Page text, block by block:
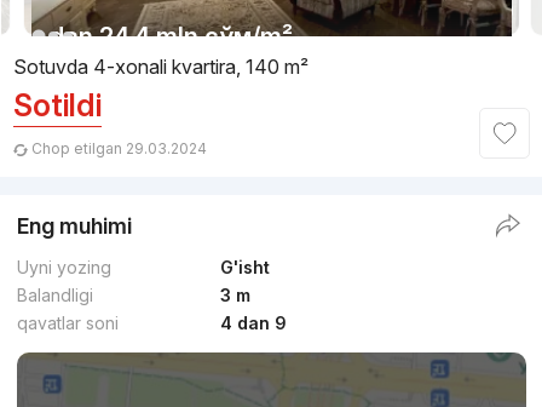
dan24.4 mln сўм/m²
Topshirildi
4-xonali kvartira, 115 m²
1/8
Sotuvda 4-xonali kvartira, 140 m²
Sotildi
Chop etilgan 29.03.2024
Eng muhimi
Uyni yozing
G'isht
Balandligi
3 m
qavatlar soni
4 dan 9